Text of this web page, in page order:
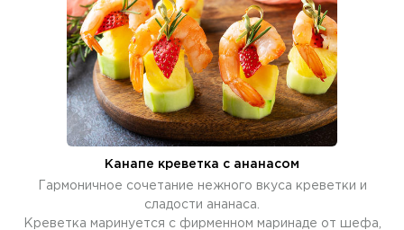
Канапе креветка с ананасом
Гармоничное сочетание нежного вкуса креветки и
сладости ананаса.
Креветка маринуется с фирменном маринаде от шефа,